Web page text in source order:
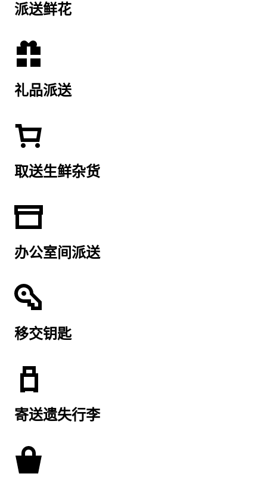
派送鲜花
礼品派送
取送生鲜杂货
办公室间派送
移交钥匙
寄送遗失行李